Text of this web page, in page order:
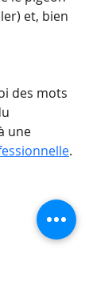
et, bien
des mots
une
.